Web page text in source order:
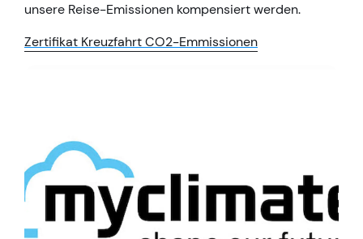
unsere Reise-Emissionen kompensiert werden.
Zertifikat Kreuzfahrt CO2-Emmissionen